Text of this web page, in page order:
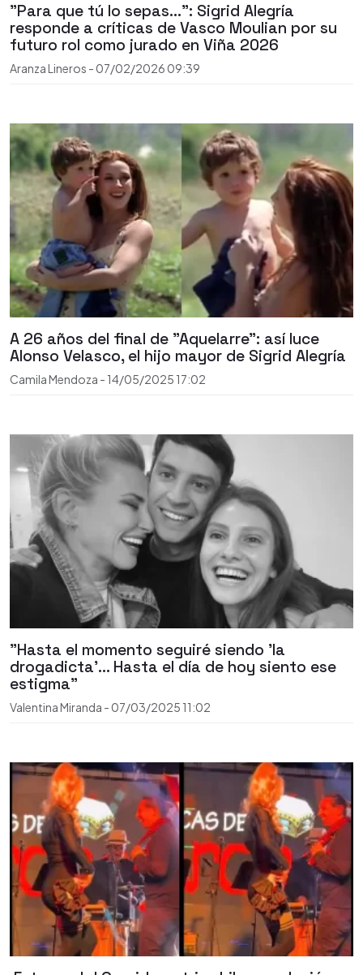
"Para que tú lo sepas...": Sigrid Alegría
responde a críticas de Vasco Moulian por su
futuro rol como jurado en Viña 2026
Aranza Lineros - 07/02/2026 09:39
A 26 años del final de "Aquelarre": así luce
Alonso Velasco, el hijo mayor de Sigrid Alegría
Camila Mendoza - 14/05/2025 17:02
"Hasta el momento seguiré siendo 'la
drogadicta'... Hasta el día de hoy siento ese
estigma"
Valentina Miranda - 07/03/2025 11:02